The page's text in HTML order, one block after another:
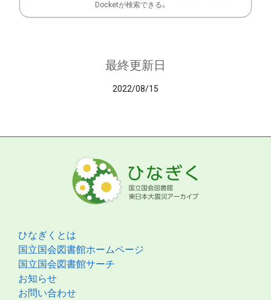
Docketが検索できる。
最終更新日
2022/08/15
ひなぎくとは
国立国会図書館ホームページ
国立国会図書館サーチ
お知らせ
お問い合わせ